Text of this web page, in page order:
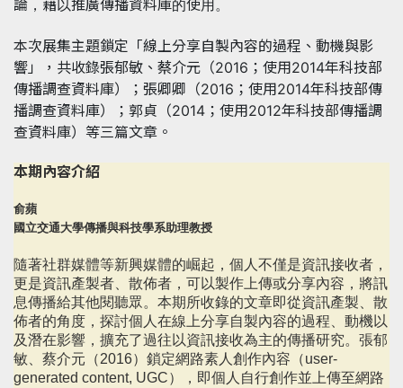
論，藉以推廣傳播資料庫的使用。
本次展集主題鎖定「線上分享自製內容的過程、動機與影
響」，共收錄張郁敏、蔡介元（2016；使用2014年科技部
傳播調查資料庫）；張卿卿（2016；使用2014年科技部傳
播調查資料庫）；郭貞（2014；使用2012年科技部傳播調
查資料庫）等三篇文章。
本期內容介紹
俞蘋
國立交通大學傳播與科技學系助理教授
隨著社群媒體等新興媒體的崛起，個人不僅是資訊接收者，
更是資訊產製者、散佈者，可以製作上傳或分享內容，將訊
息傳播給其他閱聽眾。本期所收錄的文章即從資訊產製、散
佈者的角度，探討個人在線上分享自製內容的過程、動機以
及潛在影響，擴充了過往以資訊接收為主的傳播研究。張郁
敏、蔡介元（2016）鎖定網路素人創作內容（user-
generated content, UGC），即個人自行創作並上傳至網路